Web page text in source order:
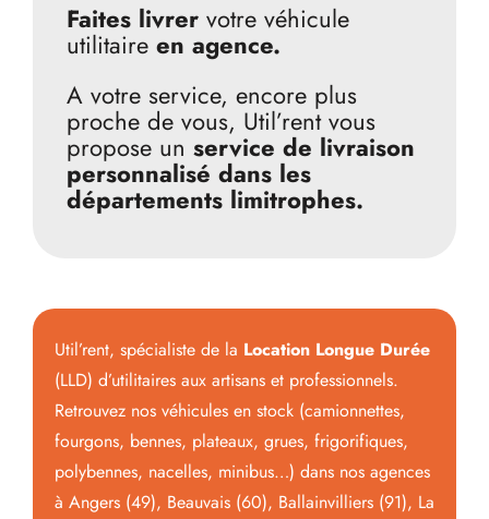
Faites livrervotre véhicule
utilitaire en agence.
A votre service, encore plus
proche de vous, Util’rent vous
propose un service de livraison
personnalisé dans les
départements limitrophes.
Util’rent, spécialiste de la Location Longue Durée
(LLD) d’utilitaires aux artisans et professionnels.
Retrouvez nos véhicules en stock (camionnettes,
fourgons, bennes, plateaux, grues, frigorifiques,
polybennes, nacelles, minibus…) dans nos agences
à Angers (49), Beauvais (60), Ballainvilliers (91), La